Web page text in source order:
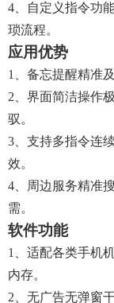
4、自定义指令功
琐流程。
应用优势
1、备忘提醒精准
2、界面简洁操作
驭。
3、支持多指令连
效。
4、周边服务精准
需。
软件功能
1、适配各类手机
内存。
2、无广告无弹窗